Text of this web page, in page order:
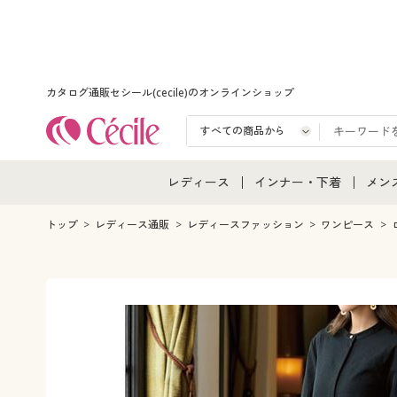
カタログ通販セシール(cecile)のオンラインショップ
レディース
レディース通販すべて
女性下着
インナー・下着
インナー・下着通販すべ
メンズ下着
ジュニア・ティーンズ下
メン
メン
メン
トップ レディース通販 レディースファッション ワンピース